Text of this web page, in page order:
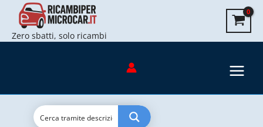
contenuto
Zero sbatti, solo ricambi